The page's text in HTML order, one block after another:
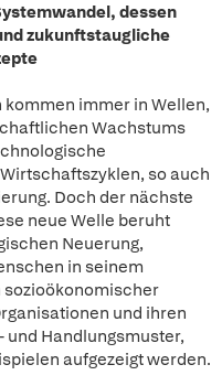
dessen
zukunftstaugliche
immer in Wellen,
Wachstums
so auch
Doch der nächste
neue Welle beruht
Neuerung,
in seinem
sozioökonomischer
und ihren
und Handlungsmuster,
aufgezeigt werden.